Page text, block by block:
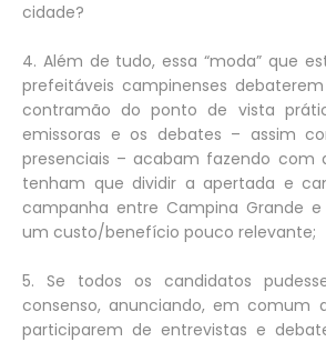
cidade?
4. Além de tudo, essa “moda” que
prefeitáveis campinenses
contramão do ponto de vista
emissoras e os debates – assim
presenciais – acabam fazendo com
tenham que dividir a apertada e
campanha entre Campina Grande e
um custo/benefício pouco relevante;
5. Se todos os candidatos
consenso, anunciando, em comum
participarem de entrevistas e